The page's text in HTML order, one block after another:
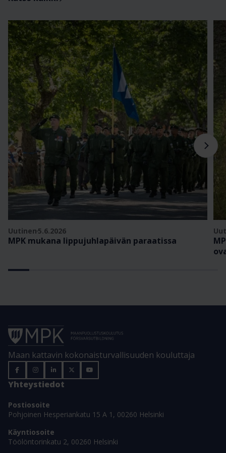
Uutinen 5.6.2026
MPK mukana lippujuhlapäivän paraatissa
Maan kattavin kokonaisturvallisuuden kouluttaja
Yhteystiedot
Postiosoite
Pohjoinen Hesperiankatu 15 A 1, 00260 Helsinki
Käyntiosoite
Töölöntorinkatu 2, 00260 Helsinki